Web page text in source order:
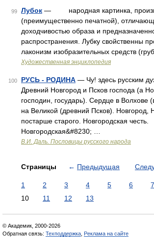
99 Лубок — народная картинка,
(преимущественно печатной),
доходчивостью образа и
распространения. Лубку свойственны
лаконизм изобразительных средств
Художественная энциклопедия
100 РУСЬ - РОДИНА — Чу! здесь русским
Древний Новгород и Псков господа (а
господин, государь). Сердце в Волхове
на Великой (древний Псков). Новгород,
постарше старого. Новгородская честь.
Новгородская&#8230; …
В.И. Даль. Пословицы русского народа
Страницы ← Предыдущая
1 2 3 4 5 6 7
10
11 12 13
© Академик, 2000-2026
Обратная связь: Техподдержка Реклама на сайте